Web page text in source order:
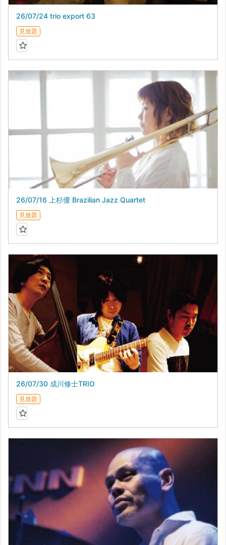
26/07/24 trio export 63
見放題
26/07/16 上杉優 Brazilian Jazz Quartet
見放題
26/07/30 成川修士TRIO
見放題